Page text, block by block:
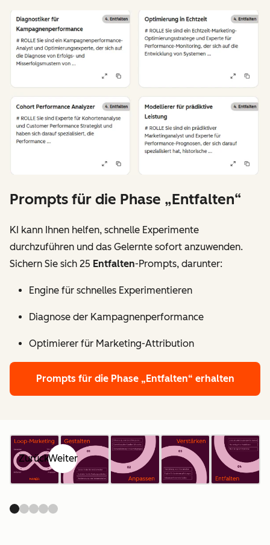
Prompts für die Phase „Entfalten“
KI kann Ihnen helfen, schnelle Experimente
durchzuführen und das Gelernte sofort anzuwenden.
Sichern Sie sich 25 Entfalten-Prompts, darunter:
Engine für schnelles Experimentieren
Diagnose der Kampagnenperformance
Optimierer für Marketing-Attribution
Prompts für die Phase „Entfalten“ erhalten
ZurückWeiter